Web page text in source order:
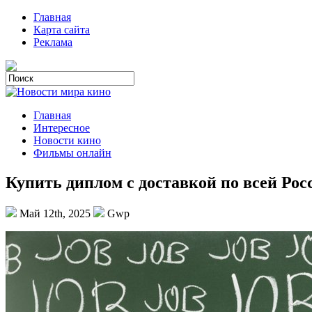
Главная
Карта сайта
Реклама
Главная
Интересное
Новости кино
Фильмы онлайн
Купить диплом с доставкой по всей
Май 12th, 2025 Gwp